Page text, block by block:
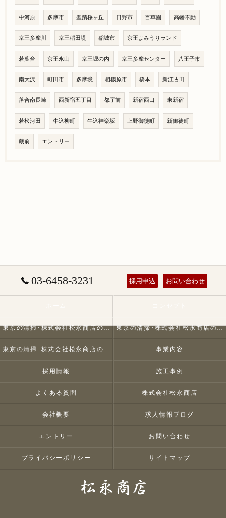
中河原 多摩市 聖蹟桜ヶ丘 日野市 百草園 高幡不動
京王多摩川 京王稲田堤 稲城市 京王よみうりランド
若葉台 京王永山 京王堀の内 京王多摩センター 八王子市
南大沢 町田市 多摩境 相模原市 橋本 新江古田
落合南長崎 西新宿五丁目 都庁前 新宿西口 東新宿
若松河田 牛込柳町 牛込神楽坂 上野御徒町 新御徒町
蔵前 エントリー
03-6458-3231 採用申込 お問い合わせ
東京の清掃･株式会社松永商店の口コミ情報 東京の清掃･株式会社松永商店の評判
東京の清掃･株式会社松永商店のお客様の声 事業内容
採用情報 施工事例
よくある質問 株式会社松永商店
会社概要 求人情報ブログ
エントリー お問い合わせ
プライバシーポリシー サイトマップ